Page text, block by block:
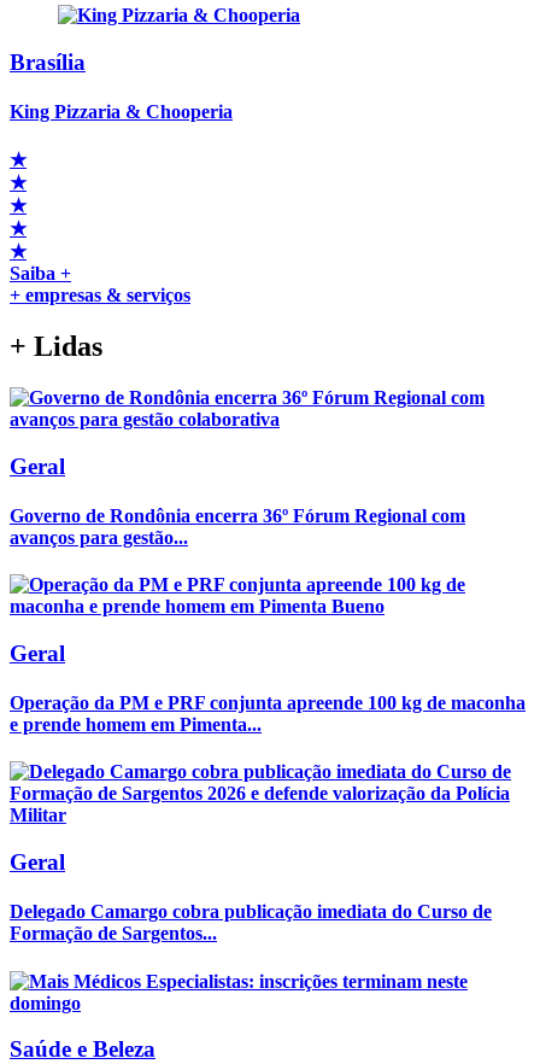
Brasília
King Pizzaria & Chooperia
★
★
★
★
★
Saiba +
+ empresas & serviços
+ Lidas
Geral
Governo de Rondônia encerra 36º Fórum Regional com
avanços para gestão...
Geral
Operação da PM e PRF conjunta apreende 100 kg de maconha
e prende homem em Pimenta...
Geral
Delegado Camargo cobra publicação imediata do Curso de
Formação de Sargentos...
Saúde e Beleza